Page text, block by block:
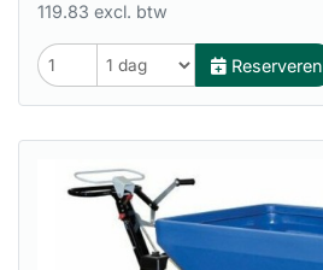
119.83 excl. btw
Reserveren